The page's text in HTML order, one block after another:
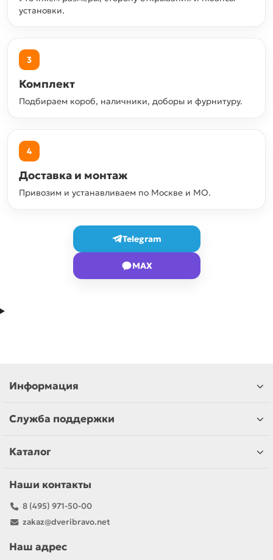
установки.
3
Комплект
Подбираем короб, наличники, доборы и фурнитуру.
4
Доставка и монтаж
Привозим и устанавливаем по Москве и МО.
Telegram
MAX
Информация
Служба поддержки
Каталог
Наши контакты
8 (495) 971-50-00
zakaz@dveribravo.net
Наш адрес